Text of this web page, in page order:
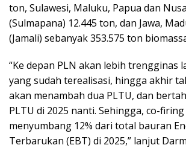
ton, Sulawesi, Maluku, Papua dan
(Sulmapana) 12.445 ton, dan Jawa,
(Jamali) sebanyak 353.575 ton
“Ke depan PLN akan lebih trengginas
yang sudah terealisasi, hingga akhir
akan menambah dua PLTU, dan
PLTU di 2025 nanti. Sehingga, co-
menyumbang 12% dari total bauran
Terbarukan (EBT) di 2025,” lanjut